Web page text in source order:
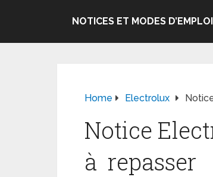
NOTICES ET MODES
Home Electrolux
Notice
à repasser